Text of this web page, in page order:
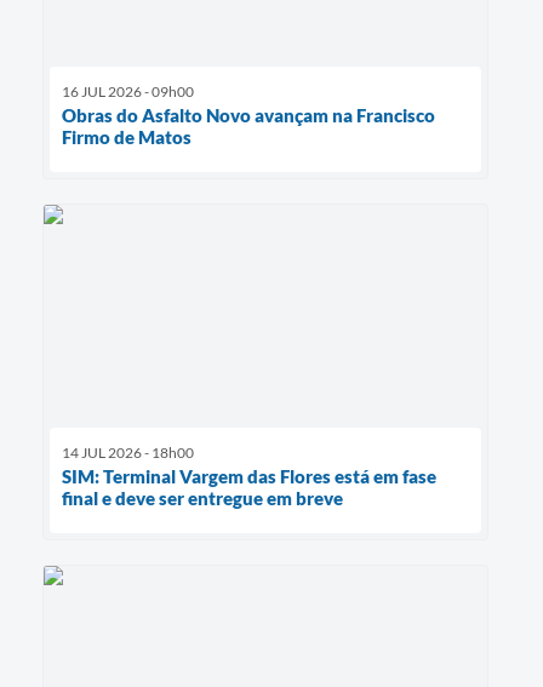
16 JUL 2026 - 09h00
Obras do Asfalto Novo avançam na Francisco
Firmo de Matos
14 JUL 2026 - 18h00
SIM: Terminal Vargem das Flores está em fase
final e deve ser entregue em breve